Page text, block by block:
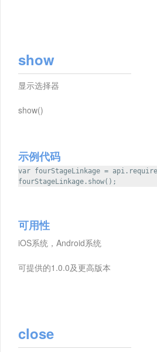
show
显示选择器
show()
示例代码
var fourStageLinkage =
fourStageLinkage.show();
可用性
iOS系统，Android系统
可提供的1.0.0及更高版本
close